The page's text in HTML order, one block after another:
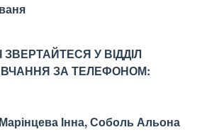
ЗВЕРТАЙТЕСЯ У ВІДДІЛ
ЗА ТЕЛЕФОНОМ:
Інна, Соболь Альона